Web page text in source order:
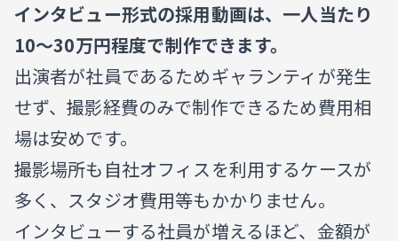
インタビュー形式の採用動画は、一人当たり
10〜30万円程度で制作できます。
出演者が社員であるためギャランティが発生
せず、撮影経費のみで制作できるため費用相
場は安めです。
撮影場所も自社オフィスを利用するケースが
多く、スタジオ費用等もかかりません。
インタビューする社員が増えるほど、金額が